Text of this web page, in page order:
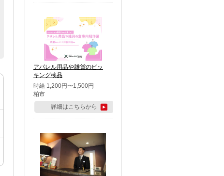
アパレル用品や雑貨のピッ
キング検品
時給 1,200円〜1,500円
柏市
詳細はこちらから